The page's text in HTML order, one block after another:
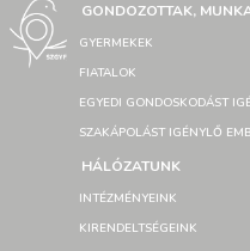
GONDOZOTTAK,
GYERMEKEK
FIATALOK
EGYEDI GONDOSKODÁST
SZAKÁPOLÁST IGÉNYLŐ
HÁLÓZATUNK
INTÉZMÉNYEINK
KIRENDELTSÉGEINK